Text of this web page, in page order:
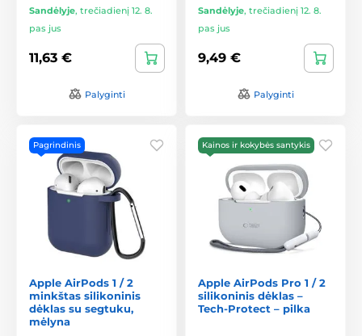
Sandėlyje, trečiadienį 12. 8.
pas jus
11,63 €
Palyginti
Sandėlyje, trečiadienį 12. 8.
pas jus
9,49 €
Palyginti
Pagrindinis
Apple AirPods 1 / 2
minkštas silikoninis
dėklas su segtuku,
mėlyna
Kainos ir kokybės santykis
Apple AirPods Pro 1 / 2
silikoninis dėklas –
Tech-Protect – pilka